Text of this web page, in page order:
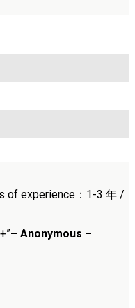
of experience：1-3 年 /
– Anonymous –